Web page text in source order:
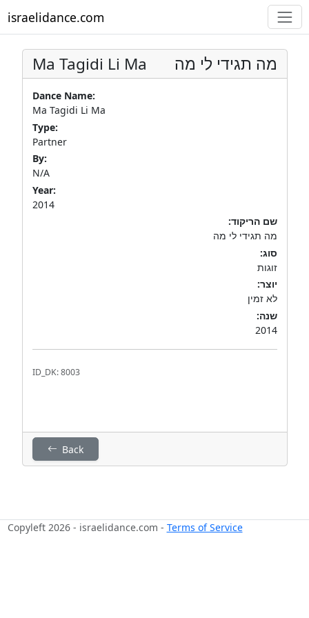
israelidance.com
Ma Tagidi Li Ma מה תגידי לי מה
Dance Name:
Ma Tagidi Li Ma
Type:
Partner
By:
N/A
Year:
2014
שם הריקוד:
מה תגידי לי מה
סוג:
זוגות
יוצר:
לא זמין
שנה:
2014
ID_DK: 8003
Back
Copyleft 2026 - israelidance.com - Terms of Service